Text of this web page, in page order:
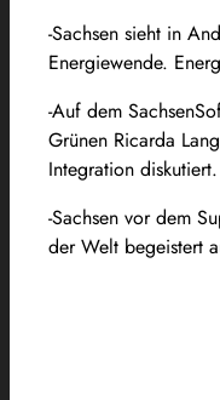
-Sachsen sieht in
Energiewende.
-Auf dem
Grünen Ricarda
Integration diskutiert.
-Sachsen vor dem
der Welt begeistert